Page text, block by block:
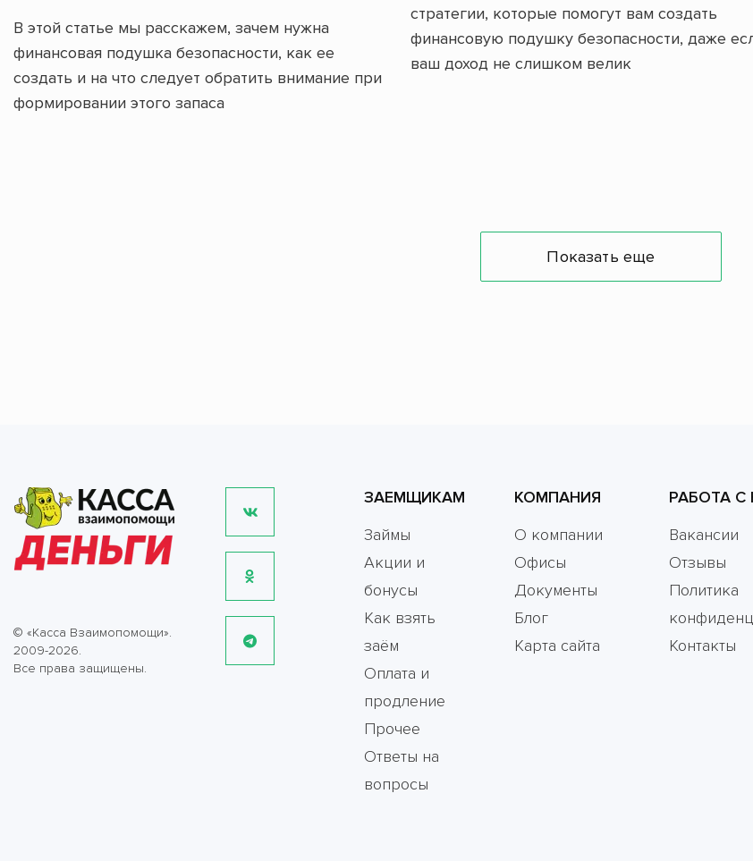
В этой статье мы расскажем, зачем нужна
финансовая подушка безопасности, как ее
создать и на что следует обратить внимание при
формировании этого запаса
стратегии, которые помогут вам создать
финансовую подушку безопасности, даже
ваш доход не слишком велик
Показать еще
© «Касса Взаимопомощи».
2009-2026.
Все права защищены.
ЗАЕМЩИКАМ
Займы
Акции и
бонусы
Как взять
заём
Оплата и
продление
Прочее
Ответы на
вопросы
КОМПАНИЯ
О компании
Офисы
Документы
Блог
Карта сайта
РАБОТА С
Вакансии
Отзывы
Политика
Контакты